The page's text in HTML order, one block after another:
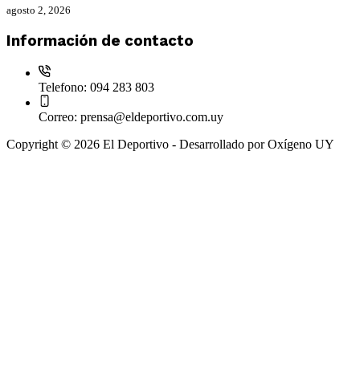
agosto 2, 2026
Información de contacto
Telefono: 094 283 803
Correo: prensa@eldeportivo.com.uy
Copyright © 2026 El Deportivo - Desarrollado por Oxígeno UY